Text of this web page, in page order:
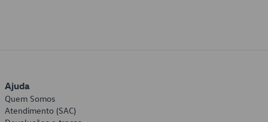
Ajuda
Quem Somos
Atendimento (SAC)